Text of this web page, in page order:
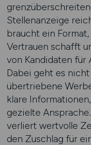
Stellenanzeige
braucht ein
Vertrauen schafft
von Kandidaten für
Dabei geht es
übertriebene
klare
gezielte
verliert wertvolle
den Zuschlag für